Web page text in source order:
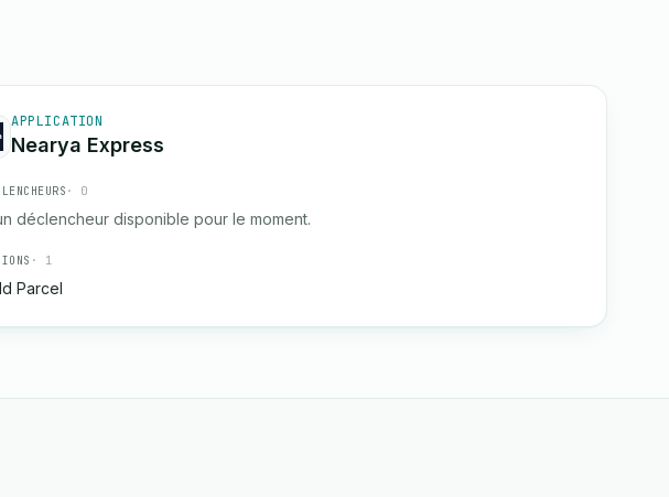
APPLICATION
Nearya Express
· 0
déclencheur disponible pour le moment.
· 1
Parcel